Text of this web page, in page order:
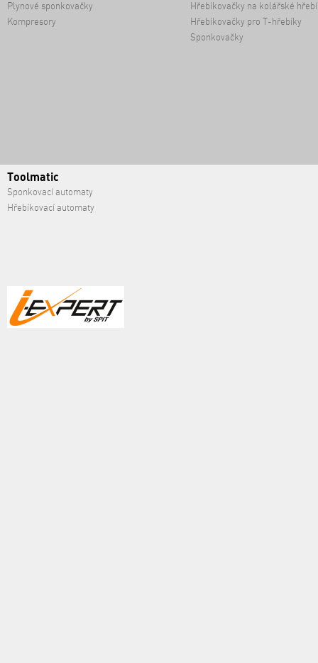
Plynové sponkovačky
Kompresory
Hřebíkovačky na kolářské
Hřebíkovačky pro T-hřebíky
Sponkovačky
Toolmatic
Sponkovací automaty
Hřebíkovací automaty